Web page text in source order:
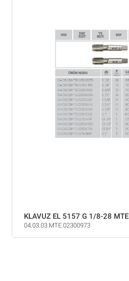
KLAVUZ EL 5157 G 1/8-28 MTE
04.03.03.MTE.02300973